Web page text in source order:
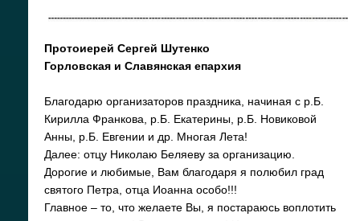
Протоиерей Сергей Шутенко
Горловская и Славянская епархия
Благодарю организаторов праздника, начиная с р.Б.
Кирилла Франкова, р.Б. Екатерины, р.Б. Новиковой
Анны, р.Б. Евгении и др. Многая Лета!
Далее: отцу Николаю Беляеву за организацию.
Дорогие и любимые, Вам благодаря я полюбил град
святого Петра, отца Иоанна особо!!!
Главное – то, что желаете Вы, я постараюсь воплотить